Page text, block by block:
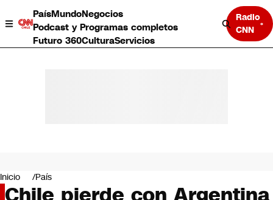
PaísMundoNegocios
Podcast y Programas completos
Futuro 360CulturaServicios
Radio
CNN
Negocios
Deportes
Inicio País